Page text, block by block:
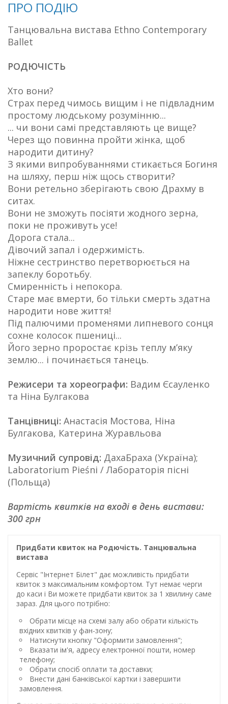
ПРО ПОДІЮ
Танцювальна вистава Ethno Contemporary
Ballet
РОДЮЧІСТЬ
Хто вони?
Страх перед чимось вищим і не підвладним
простому людському розумінню...
... чи вони самі представляють це вище?
Через що повинна пройти жінка, щоб
народити дитину?
З якими випробуваннями стикається Богиня
на шляху, перш ніж щось створити?
Вони ретельно зберігають свою Драхму в
ситах.
Вони не зможуть посіяти жодного зерна,
поки не проживуть усе!
Дорога стала...
Дівочий запал і одержимість.
Ніжне сестринство перетворюється на
запеклу боротьбу.
Смиренність і непокора.
Старе має вмерти, бо тільки смерть здатна
народити нове життя!
Під палючими променями липневого сонця
сохне колосок пшениці...
Його зерно проростає крізь теплу м’яку
землю... і починається танець.
Режисери та хореографи: Вадим Єсауленко
та Ніна Булгакова
Танцівниці: Анастасія Мостова, Ніна
Булгакова, Катерина Журавльова
Музичний супровід: ДахаБраха (Україна);
Laboratorium Pieśni / Лабораторія пісні
(Польща)
Вартість квитків на вході в день вистави:
300 грн
Придбати квиток на Родючість. Танцювальна
вистава
Сервіс "Інтернет Білет" дає можливість придбати
квиток з максимальним комфортом. Тут немає черги
до каси і Ви можете придбати квиток за 1 хвилину саме
зараз. Для цього потрібно:
Обрати місце на схемі залу або обрати кількість
вхідних квитків у фан-зону;
Натиснути кнопку "Оформити замовлення";
Вказати ім'я, адресу електронної пошти, номер
телефону;
Обрати спосіб оплати та доставки;
Внести дані банківської картки і завершити
замовлення.